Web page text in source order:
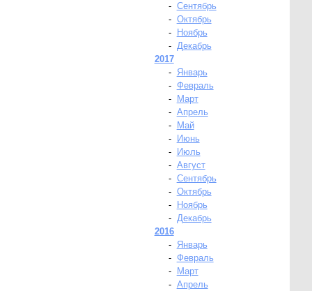
- Сентябрь
- Октябрь
-
Ноябрь
- Декабрь
2017
-
Январь
- Февраль
-
Март
- Апрель
-
Май
-
Июнь
-
Июль
- Август
- Сентябрь
- Октябрь
-
Ноябрь
- Декабрь
2016
-
Январь
- Февраль
-
Март
- Апрель